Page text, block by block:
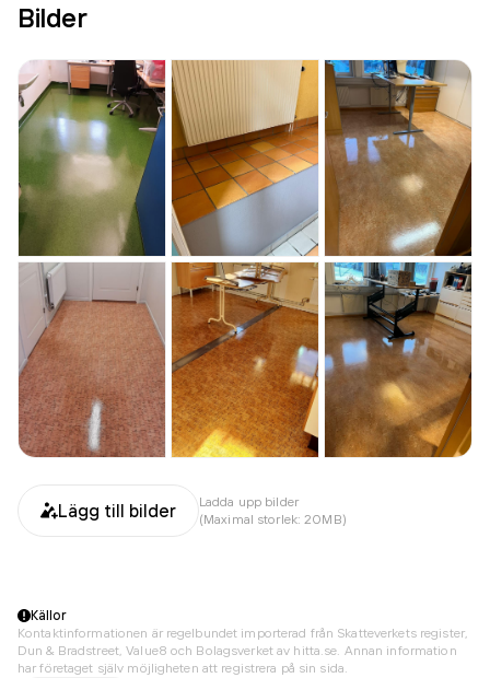
Bilder
Lägg till bilder
Ladda upp bilder
(Maximal storlek: 20MB)
Källor
Kontaktinformationen är regelbundet importerad från Skatteverkets register,
Dun & Bradstreet, Value8 och Bolagsverket av hitta.se. Annan information
har företaget själv möjligheten att registrera på sin sida.